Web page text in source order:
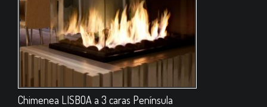
Chimenea LISBOA a 3 caras Península